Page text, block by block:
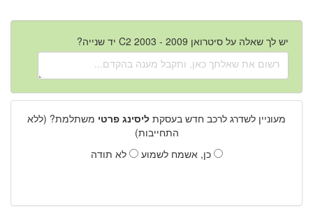
יש לך שאלה על סיטרואן C2 2003 - 2009 יד שנייה?
מעוניין לשדרג לרכב חדש בעסקת ליסינג פרטי משתלמת? (ללא
התחייבות)
כן, אשמח לשמוע
לא תודה